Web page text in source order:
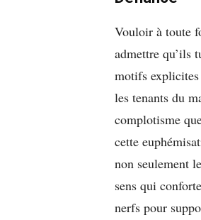
Vouloir à toute
admettre qu’ils
motifs explicites
les tenants du
complotisme
cette
non seulement
sens qui
nerfs pour